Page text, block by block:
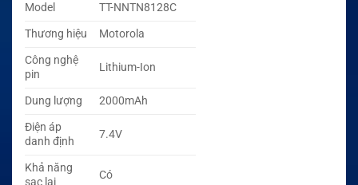
Model
TT-NNTN8128C
Thương hiệu
Motorola
Công nghệ
pin
Lithium-Ion
Dung lượng
2000mAh
Điện áp
danh định
7.4V
Khả năng
sạc lại
Có